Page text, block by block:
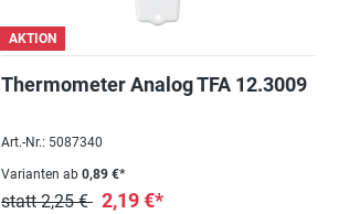
AKTION
Thermometer Analog TFA 12.3009
Art.-Nr.: 5087340
Varianten ab 0,89 €*
statt 2,25 € 2,19 €*